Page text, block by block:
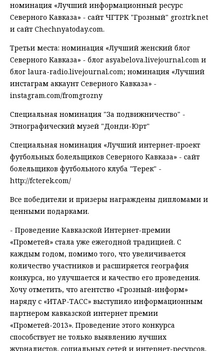
номинация «Лучший информационный ресурс
Северного Кавказа» - сайт ЧГТРК "Грозный" groztrk.net
и сайт Chechnyatoday.com.
Третьи места: номинация «Лучший женский блог
Северного Кавказа» - блог asyabelova.livejournal.com и
блог laura-radio.livejournal.com; номинация «Лучший
инстаграм аккаунт Северного Кавказа» -
instagram.com/fromgrozny
Специальная номинация "За подвижничество" -
Этнографический музей "Донди-Юрт"
Специальная номинация «Лучший интернет-проект
футбольных болельщиков Северного Кавказа» - сайт
болельщиков футбольного клуба "Терек" -
http://fcterek.com/
Все победители и призеры награждены дипломами и
ценными подарками.
- Проведение Кавказской Интернет-премии
«Прометей» стала уже ежегодной традицией. С
каждым годом, помимо того, что увеличивается
количество участников и расширяется география
конкурса, но улучшается и качество его проведения.
Хочу отметить, что агентство «Грозный-информ»
наряду с «ИТАР-ТАСС» выступило информационным
партнером кавказской интернет премии
«Прометей-2013». Проведение этого конкурса
способствует не только выявлению лучших
журналистов, социальных сетей и интернет-ресурсов,